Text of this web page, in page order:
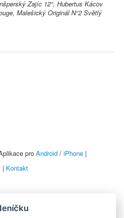
Zajíc 12°, Hubertus Kácov
Malešický Originál N°2 Světlý
pro Android / iPhone |
| Kontakt
aka Emka